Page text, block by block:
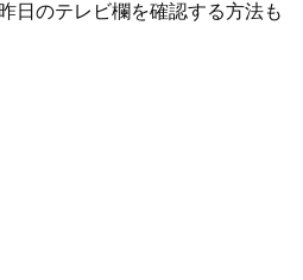
日のテレビ欄を確認する方法も